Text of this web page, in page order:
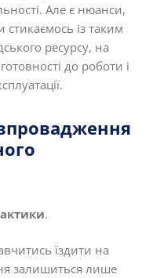
Але є нюанси,
із таким
ресурсу, на
до роботи і
.
їздити на
залишиться лише